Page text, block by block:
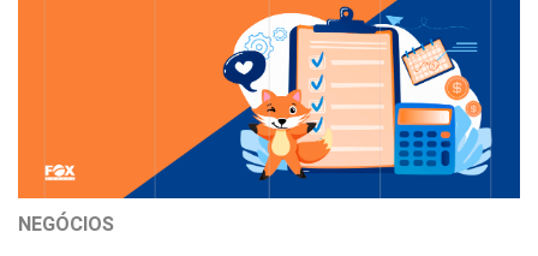
NEGÓCIOS